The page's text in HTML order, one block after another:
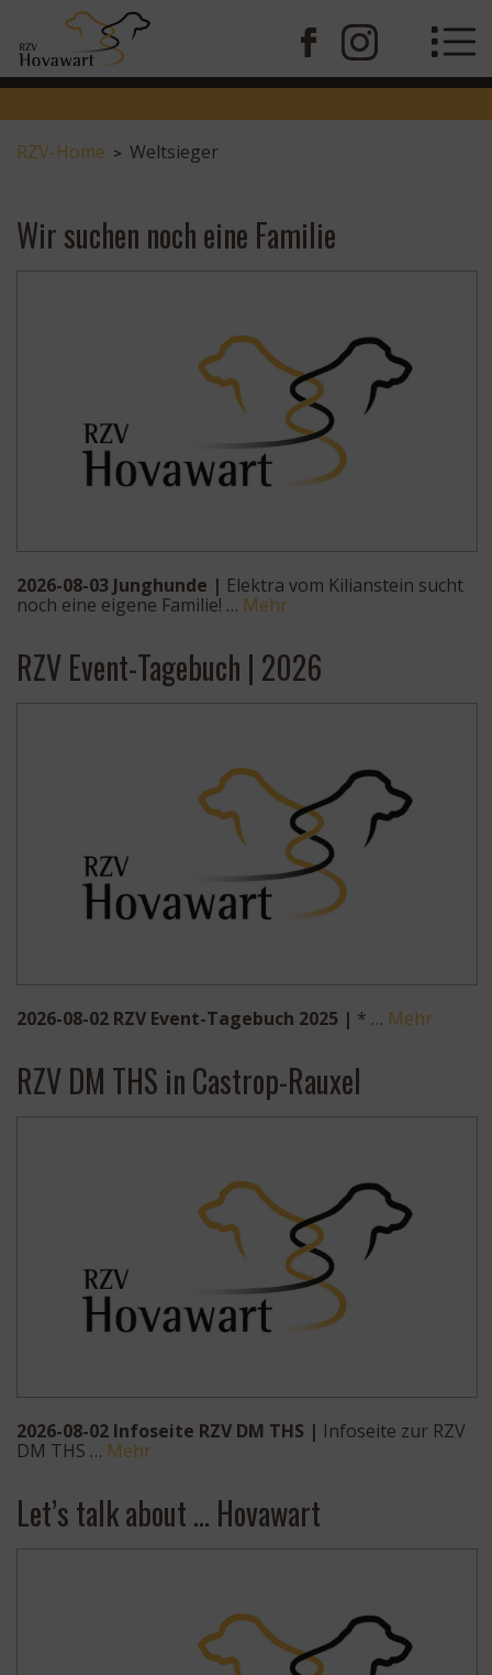
RZV-Home > Weltsieger
Wir suchen noch eine Familie
2026-08-03 Junghunde | Elektra vom Kilianstein sucht
noch eine eigene Familie! … Mehr
RZV Event-Tagebuch | 2026
2026-08-02 RZV Event-Tagebuch 2025 | * … Mehr
RZV DM THS in Castrop-Rauxel
2026-08-02 Infoseite RZV DM THS | Infoseite zur RZV
DM THS … Mehr
Let’s talk about … Hovawart